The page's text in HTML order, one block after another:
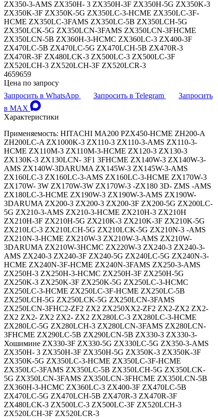
ZX350-3-AMS ZX350H- 3 ZX350H-3F ZX350H-5G ZX350K-3
ZX350K-3F ZX350K-5G ZX350LC-3-HCME ZX350LC-3F-
HCME ZX350LC-3FAMS ZX350LC-5B ZX350LCH-5G
ZX350LCK-5G ZX350LCN-3FAMS ZX350LCN-3FHCME
ZX350LCN-5B ZX360H-3-HCMC ZX360LC-3 ZX400-3F
ZX470LC-5B ZX470LC-5G ZX470LCH-5B ZX470R-3
ZX470R-3F ZX480LCK-3 ZX500LC-3 ZX500LC-3F
ZX520LCH-3 ZX520LCH-3F ZX520LCR-3
4659659
Цена по запросу
Запросить в WhatsApp
Запросить в Telegram
Запросить
в MAX
Характеристики
Применяемость: HITACHI MA200 PZX450-HCME ZH200-A
ZH200LC-A ZX1000K-3 ZX110-3 ZX110-3-AMS ZX110-3-
HCME ZX110M-3 ZX110M-3-HCME ZX120-3 ZX130-3
ZX130K-3 ZX130LCN- 3F1 3FHCME ZX140W-3 ZX140W-3-
AMS ZX140W-3DARUMA ZX145W-3 ZX145W-3-AMS
ZX160LC-3 ZX160LC-3-AMS ZX160LC-3-HCME ZX170W-3
ZX170W- 3W ZX170W-3W ZX170W-3 -ZX180 3D- ZMS -AMS
ZX180LC-3-HCME ZX190W-3 ZX190W-3-AMS ZX190W-
3DARUMA ZX200-3 ZX200-3 ZX200-3F ZX200-5G ZX200LC-
5G ZX210-3-AMS ZX210-3-HCME ZX210H-3 ZX210H
ZX210H-3F ZX210H-5G ZX210K-3 ZX210K-3F ZX210K-5G
ZX210LC-3 ZX210LCH-5G ZX210LCK-5G ZX210N-3 -AMS
ZX210N-3-HCME ZX210W-3 ZX210W-3-AMS ZX210W-
3DARUMA ZX210W-3HCMC ZX220W-3 ZX240-3 ZX240-3-
AMS ZX240-3 ZX240-3F ZX240-5G ZX240LC-5G ZX240N-3-
HCME ZX240N-3F-HCME ZX240N-3FAMS ZX250-3-AMS
ZX250H-3 ZX250H-3-HCMC ZX250H-3F ZX250H-5G
ZX250K-3 ZX250K-3F ZX250K-5G ZX250LC-3-HCMC
ZX250LC-3-HCME ZX250LC-3F-HCME ZX250LC-5B
ZX250LCH-5G ZX250LCK-5G ZX250LCN-3FAMS
ZX250LCN-3FHC2-ZF2 ZX2 ZX250XX2-ZF2 ZX2-ZX2 ZX2-
ZX2 ZX2- ZX2 ZX2- ZX2 ZX280LC-3 ZX280LC-3-HCME
ZX280LC-5G ZX280LCH-3 ZX280LCN-3FAMS ZX280LCN-
3FHCME ZX290LC-5B ZX290LCN-5B ZX330-3 ZX330-3-
Хошимине ZX330-3F ZX330-5G ZX330LC-5G ZX350-3-AMS
ZX350H- 3 ZX350H-3F ZX350H-5G ZX350K-3 ZX350K-3F
ZX350K-5G ZX350LC-3-HCME ZX350LC-3F-HCME
ZX350LC-3FAMS ZX350LC-5B ZX350LCH-5G ZX350LCK-
5G ZX350LCN-3FAMS ZX350LCN-3FHCME ZX350LCN-5B
ZX360H-3-HCMC ZX360LC-3 ZX400-3F ZX470LC-5B
ZX470LC-5G ZX470LCH-5B ZX470R-3 ZX470R-3F
ZX480LCK-3 ZX500LC-3 ZX500LC-3F ZX520LCH-3
ZX520LCH-3F ZX520LCR-3